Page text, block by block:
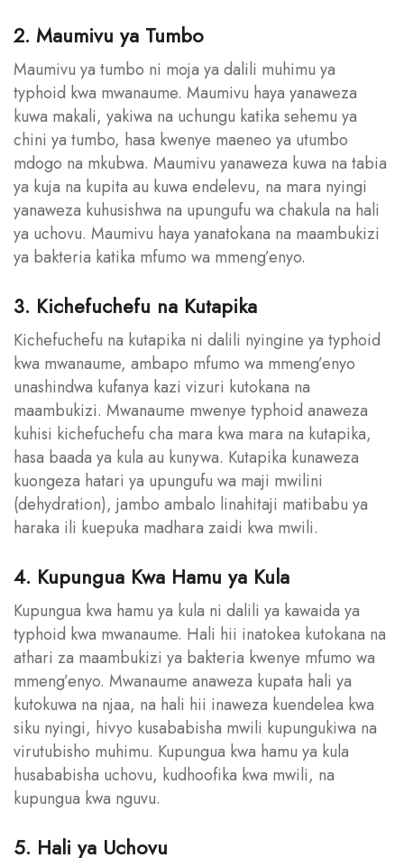
2. Maumivu ya Tumbo
Maumivu ya tumbo ni moja ya dalili muhimu ya
typhoid kwa mwanaume. Maumivu haya yanaweza
kuwa makali, yakiwa na uchungu katika sehemu ya
chini ya tumbo, hasa kwenye maeneo ya utumbo
mdogo na mkubwa. Maumivu yanaweza kuwa na tabia
ya kuja na kupita au kuwa endelevu, na mara nyingi
yanaweza kuhusishwa na upungufu wa chakula na hali
ya uchovu. Maumivu haya yanatokana na maambukizi
ya bakteria katika mfumo wa mmeng’enyo.
3. Kichefuchefu na Kutapika
Kichefuchefu na kutapika ni dalili nyingine ya typhoid
kwa mwanaume, ambapo mfumo wa mmeng’enyo
unashindwa kufanya kazi vizuri kutokana na
maambukizi. Mwanaume mwenye typhoid anaweza
kuhisi kichefuchefu cha mara kwa mara na kutapika,
hasa baada ya kula au kunywa. Kutapika kunaweza
kuongeza hatari ya upungufu wa maji mwilini
(dehydration), jambo ambalo linahitaji matibabu ya
haraka ili kuepuka madhara zaidi kwa mwili.
4. Kupungua Kwa Hamu ya Kula
Kupungua kwa hamu ya kula ni dalili ya kawaida ya
typhoid kwa mwanaume. Hali hii inatokea kutokana na
athari za maambukizi ya bakteria kwenye mfumo wa
mmeng’enyo. Mwanaume anaweza kupata hali ya
kutokuwa na njaa, na hali hii inaweza kuendelea kwa
siku nyingi, hivyo kusababisha mwili kupungukiwa na
virutubisho muhimu. Kupungua kwa hamu ya kula
husababisha uchovu, kudhoofika kwa mwili, na
kupungua kwa nguvu.
5. Hali ya Uchovu